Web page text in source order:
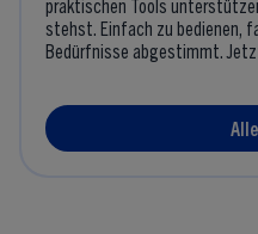
stehst. Einfach zu bedienen,
Bedürfnisse abgestimmt.